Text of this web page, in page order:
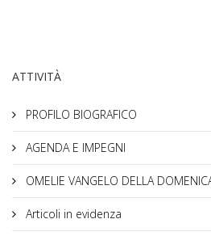
ATTIVITÀ
PROFILO BIOGRAFICO
AGENDA E IMPEGNI
OMELIE VANGELO DELLA
Articoli in evidenza